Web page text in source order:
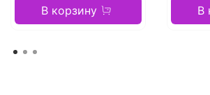
В корзину В